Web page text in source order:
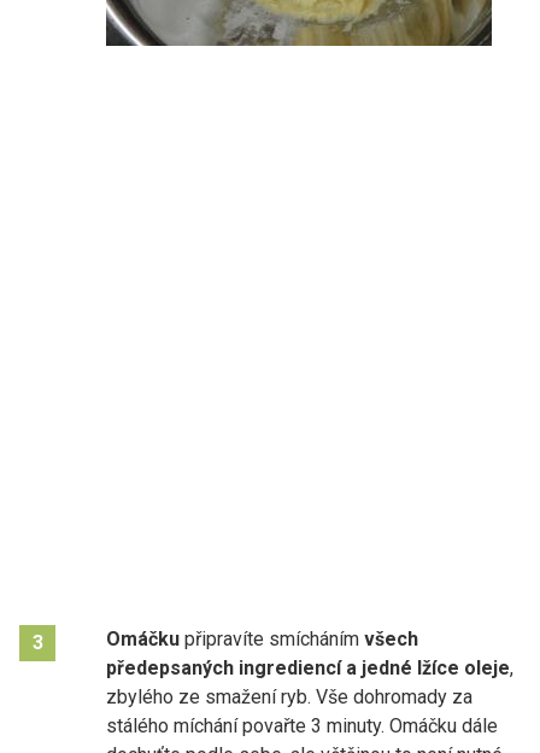
3 Omáčku připravíte smícháním všech
předepsaných ingrediencí a jedné lžíce oleje,
zbylého ze smažení ryb. Vše dohromady za
stálého míchání povařte 3 minuty. Omáčku dále